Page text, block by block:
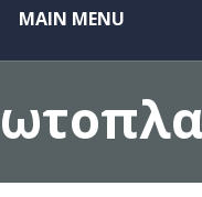
MAIN MENU